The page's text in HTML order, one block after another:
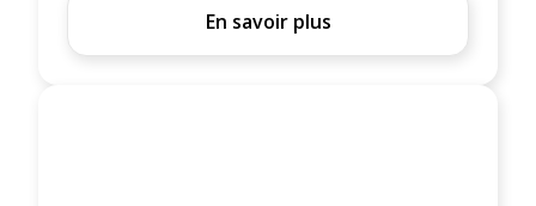
En savoir plus